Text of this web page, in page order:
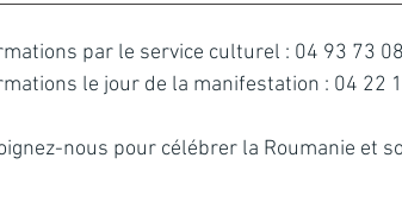
par le service culturel : 04 93 73
le jour de la manifestation : 04 22
nous pour célébrer la Roumanie et